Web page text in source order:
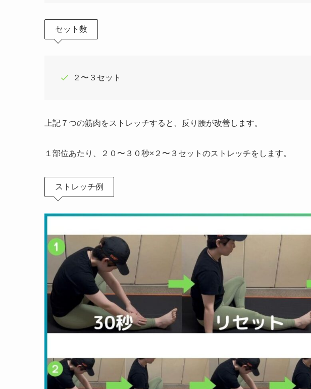
セット数
２〜３セット
上記７つの筋肉をストレッチすると、反り腰が改善します。
１部位あたり、２０〜３０秒×２〜３セットのストレッチをします。
ストレッチ例